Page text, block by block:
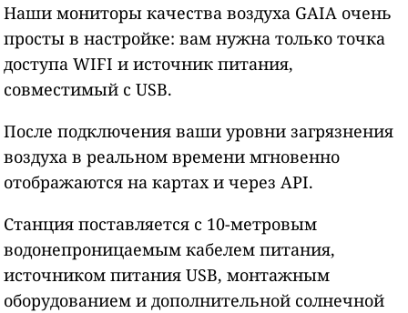
Наши мониторы качества воздуха GAIA очень
просты в настройке: вам нужна только точка
доступа WIFI и источник питания,
совместимый с USB.
После подключения ваши уровни загрязнения
воздуха в реальном времени мгновенно
отображаются на картах и через API.
Станция поставляется с 10-метровым
водонепроницаемым кабелем питания,
источником питания USB, монтажным
оборудованием и дополнительной солнечной